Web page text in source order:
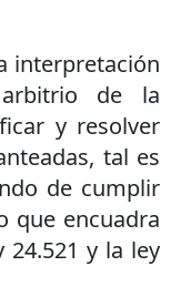
interpretación
de la
y resolver
tal es
de cumplir
que encuadra
y la ley